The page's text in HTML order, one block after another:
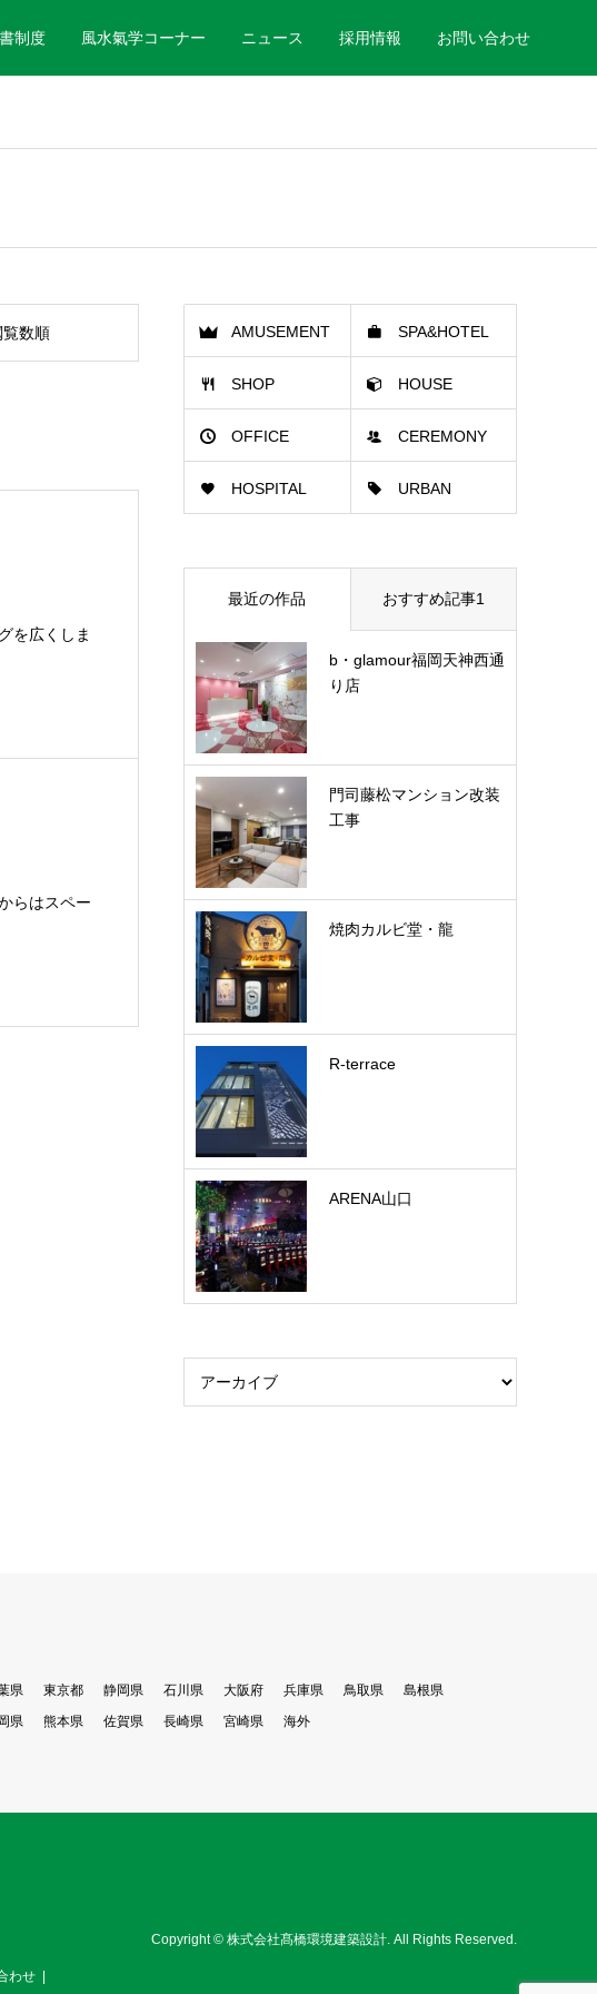
制度 風水氣学コーナー ニュース 採用情報 お問い合わせ
覧数順
を広くしま
らはスペー
AMUSEMENT
HALL
SPA&HOTEL
SHOP HOUSE
OFFICE CEREMONY
HALL
HOSPITAL URBAN
最近の作品 おすすめ記事1
b・glamour福岡天神西通
り店
門司藤松マンション改装
工事
焼肉カルビ堂・龍
R-terrace
ARENA山口
県 東京都 静岡県 石川県 大阪府 兵庫県 鳥取県
島根県
県 熊本県 佐賀県 長崎県 宮崎県 海外
わせ
Copyright© 株式会社髙橋環境建築設計 . All Rights Reserved.